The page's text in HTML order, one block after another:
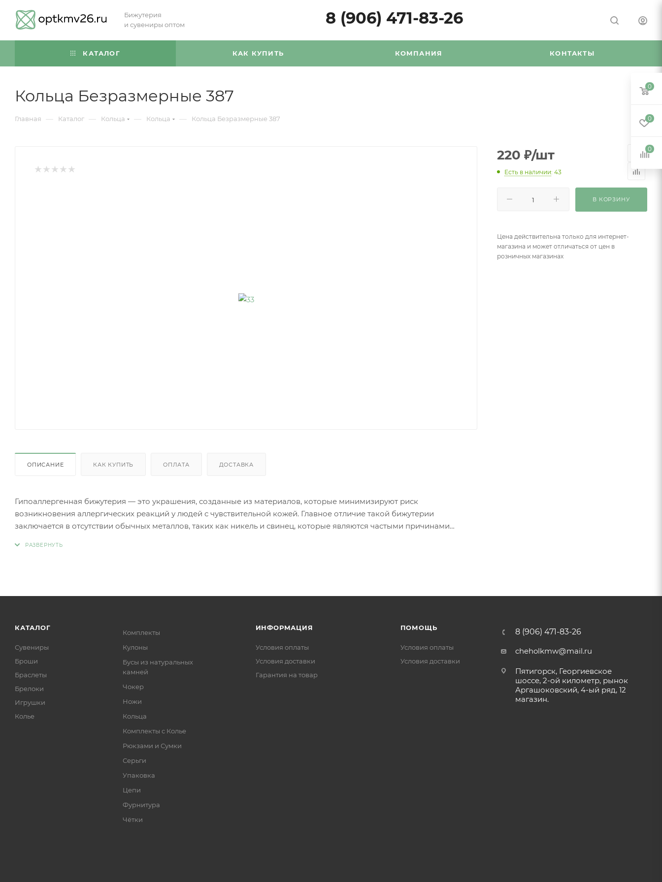
Бижутерия
и сувениры оптом
8 (906) 471-83-26
КАТАЛОГ КАК КУПИТЬ КОМПАНИЯ КОНТАКТЫ
Кольца Безразмерные 387
Главная — Каталог — Кольца — Кольца — Кольца Безразмерные 387
ОПИСАНИЕ КАК КУПИТЬ ОПЛАТА ДОСТАВКА
Гипоаллергенная бижутерия — это украшения, созданные из материалов, которые минимизируют риск
возникновения аллергических реакций у людей с чувствительной кожей. Главное отличие такой бижутерии
заключается в отсутствии обычных металлов, таких как никель и свинец, которые являются частыми причинами
Золото (особенно высокой пробы, хотя даже золотые изделия могут содержать никель в сплавах).
Ниобий.
220 ₽/шт
Есть в наличии: 43
В КОРЗИНУ
Цена действительна только для интернет-
магазина и может отличаться от цен в
розничных магазинах
КАТАЛОГ
Сувениры
Броши
Браслеты
Брелоки
Игрушки
Колье
Комплекты
Кулоны
Бусы из натуральных
камней
Чокер
Ножи
Кольца
Комплекты с Колье
Рюкзами и Сумки
Серьги
Упаковка
Цепи
Фурнитура
Чётки
ИНФОРМАЦИЯ
Условия оплаты
Условия доставки
Гарантия на товар
ПОМОЩЬ
Условия оплаты
Условия доставки
8 (906) 471-83-26
cheholkmw@mail.ru
Пятигорск, Георгиевское
шоссе, 2-ой километр, рынок
Аргашоковский, 4-ый ряд, 12
магазин.
0
0
0